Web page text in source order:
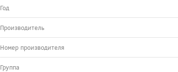
Год
Производитель
Номер производителя
Группа